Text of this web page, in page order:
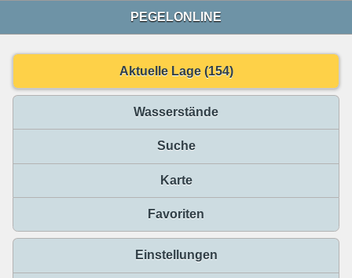
PEGELONLINE
Aktuelle Lage (154)
Wasserstände
Suche
Karte
Favoriten
Einstellungen